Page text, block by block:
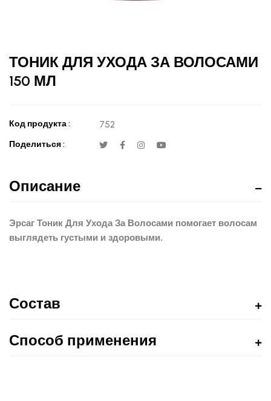
ТОНИК ДЛЯ УХОДА ЗА ВОЛОСАМИ
150 МЛ
Код продукта : 752
Поделиться :
Описание
Эрсаг Тоник Для Ухода За Волосами помогает волосам
выглядеть густыми и здоровыми.
Состав
Способ применения